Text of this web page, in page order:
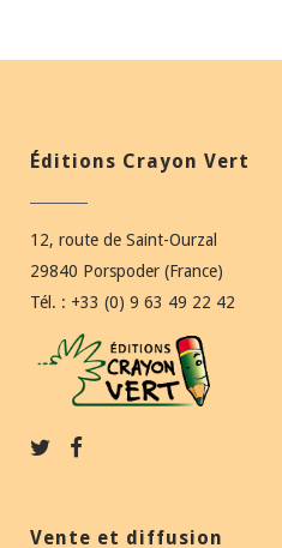
Éditions Crayon Vert
12, route de Saint-Ourzal
29840 Porspoder (France)
Tél. : +33 (0) 9 63 49 22 42
Vente et diffusion